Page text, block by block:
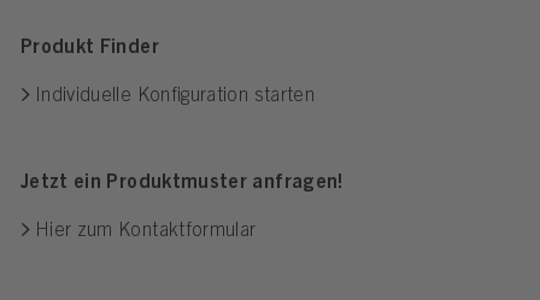
Produkt Finder
Individuelle Konfiguration starten
Jetzt ein Produktmuster anfragen!
Hier zum Kontaktformular